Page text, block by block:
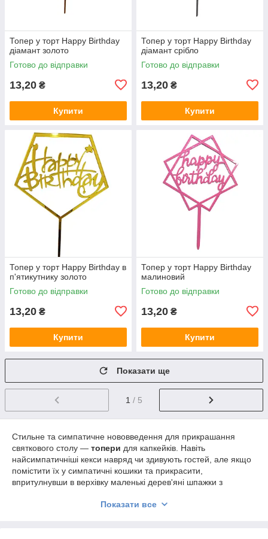
Топер у торт Happy Birthday
діамант золото
Готово до відправки
13,20 ₴
Купити
Топер у торт Happy Birthday
діамант срібло
Готово до відправки
13,20 ₴
Купити
Топер у торт Happy Birthday в
п'ятикутнику золото
Готово до відправки
13,20 ₴
Купити
Топер у торт Happy Birthday
малиновий
Готово до відправки
13,20 ₴
Купити
Показати ще
1 / 5
Стильне та симпатичне нововведення для прикрашання
святкового столу — топери для капкейків. Навіть
найсимпатичніші кекси навряд чи здивують гостей, але якщо
помістити їх у симпатичні кошики та прикрасити,
впритулнувши в верхівку маленькі дерев'яні шпажки з
доповнення на кексах не їстівні, але їхня сила — у створенні
Показати все